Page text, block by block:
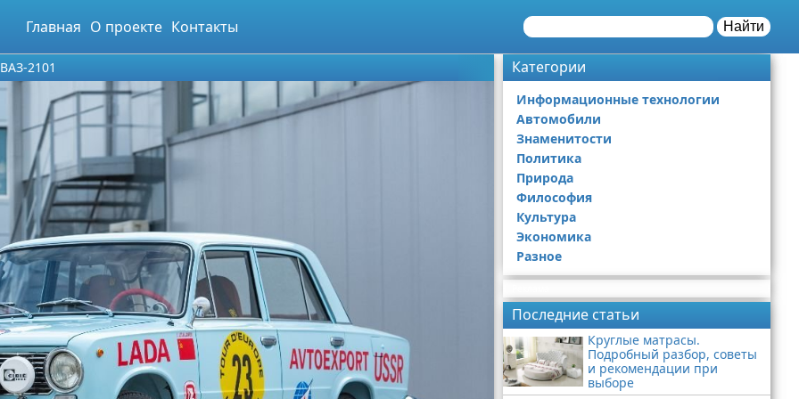
Главная О проекте Контакты Найти
2101 Категории
Информационные технологии
Автомобили
Знаменитости
Политика
Природа
Философия
Культура
Экономика
Разное
Последние статьи
Круглые матрасы.
Подробный разбор, советы
и рекомендации при
выборе